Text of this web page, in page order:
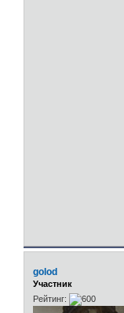
golod
Участник
Рейтинг: